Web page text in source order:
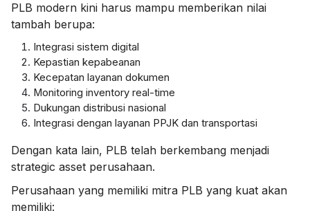
PLB modern kini harus mampu memberikan nilai
tambah berupa:
Integrasi sistem digital
Kepastian kepabeanan
Kecepatan layanan dokumen
Monitoring inventory real-time
Dukungan distribusi nasional
Integrasi dengan layanan PPJK dan transportasi
Dengan kata lain, PLB telah berkembang menjadi
strategic asset perusahaan.
Perusahaan yang memiliki mitra PLB yang kuat akan
memiliki: